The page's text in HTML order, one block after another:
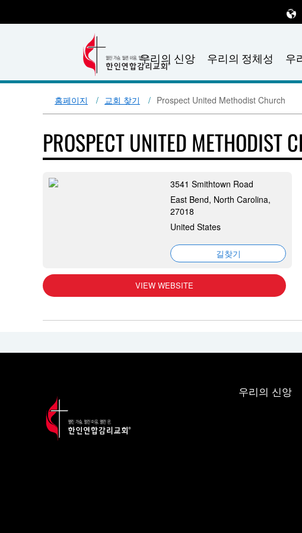
우리의 신앙 우리의 정체성 우
홈페이지 교회 찾기 Prospect United Methodist Church
PROSPECT UNITED METHODIST
3541 Smithtown Road
East Bend, North Carolina,
27018
United States
길찾기
VIEW WEBSITE
우리의 신앙